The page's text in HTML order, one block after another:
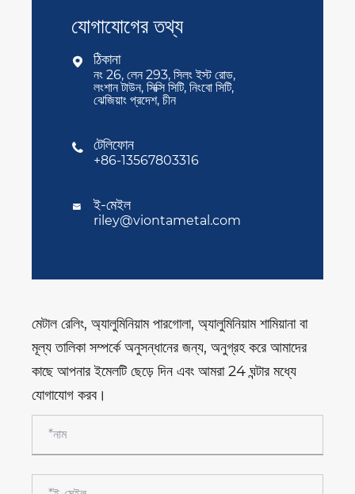
যোগাযোগের তথ্য
 ঠিকানা
নং 26, লেন 293, সিলং ইস্ট রোড,
লংশান টাউন, সিক্সি সিটি, নিংবো সিটি,
ঝেজিয়াং প্রদেশ, চীন
 টেলিফোন
+86-13567803316
 ই-মেইল
riley@viontametal.com
মেটাল রেলিং, অ্যালুমিনিয়াম পারগোলা, অ্যালুমিনিয়াম শামিয়ানা বা
মূল্য তালিকা সম্পর্কে অনুসন্ধানের জন্য, অনুগ্রহ করে আমাদের
কাছে আপনার ইমেলটি ছেড়ে দিন এবং আমরা 24 ঘন্টার মধ্যে
যোগাযোগ করব।